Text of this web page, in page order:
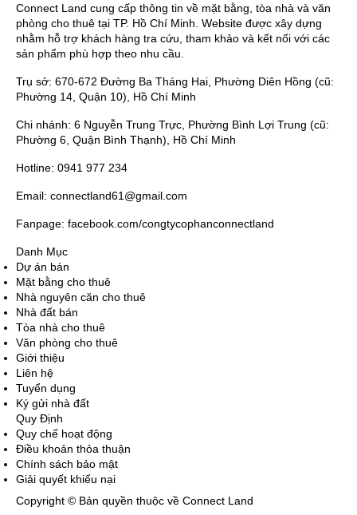
Connect Land cung cấp thông tin về mặt bằng, tòa nhà và văn
phòng cho thuê tại TP. Hồ Chí Minh. Website được xây dựng
nhằm hỗ trợ khách hàng tra cứu, tham khảo và kết nối với các
sản phẩm phù hợp theo nhu cầu.
Trụ sở: 670-672 Đường Ba Tháng Hai, Phường Diên Hồng (cũ:
Phường 14, Quận 10), Hồ Chí Minh
Chi nhánh: 6 Nguyễn Trung Trực, Phường Bình Lợi Trung (cũ:
Phường 6, Quận Bình Thạnh), Hồ Chí Minh
Hotline: 0941 977 234
Email: connectland61@gmail.com
Fanpage: facebook.com/congtycophanconnectland
Danh Mục
Dự án bán
Mặt bằng cho thuê
Nhà nguyên căn cho thuê
Nhà đất bán
Tòa nhà cho thuê
Văn phòng cho thuê
Giới thiệu
Liên hệ
Tuyển dụng
Ký gửi nhà đất
Quy Định
Quy chế hoạt động
Điều khoản thỏa thuận
Chính sách bảo mật
Giải quyết khiếu nại
Copyright © Bản quyền thuộc về Connect Land